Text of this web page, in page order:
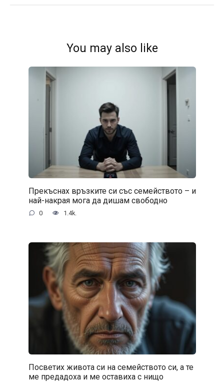
You may also like
Прекъснах връзките си със семейството – и
най-накрая мога да дишам свободно
0 1.4k.
Посветих живота си на семейството си, а те
ме предадоха и ме оставиха с нищо